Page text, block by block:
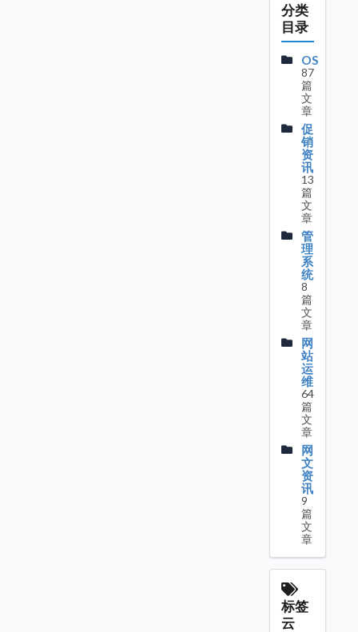
分类
目录
OS
87
篇
文
章
促
销
资
讯
13
篇
文
章
管
理
系
统
8
篇
文
章
网
站
运
维
64
篇
文
章
网
文
资
讯
9
篇
文
章
标签
云